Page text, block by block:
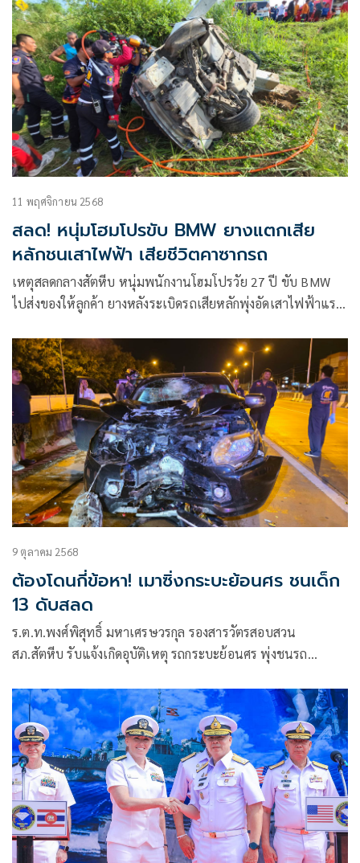
11 พฤศจิกายน 2568
สลด! หนุ่มโฮมโปรขับ BMW ยางแตกเสีย
หลักชนเสาไฟฟ้า เสียชีวิตคาซากรถ
เหตุสลดกลางสัตหีบ หนุ่มพนักงานโฮมโปรวัย 27 ปี ขับ BMW
ไปส่งของให้ลูกค้า ยางหลังระเบิดรถเสียหลักพุ่งอัดเสาไฟฟ้าแรง
สาเหตุแท้จริง
9 ตุลาคม 2568
ต้องโดนกี่ข้อหา! เมาซิ่งกระบะย้อนศร ชนเด็ก
13 ดับสลด
ร.ต.ท.พงศ์พิสุทธิ์ มหาเศรษวรกุล รองสารวัตรสอบสวน
สภ.สัตหีบ รับแจ้งเกิดอุบัติเหตุ รถกระบะย้อนศร พุ่งชนรถ
ทางขาเข้าสัตหีบ ต.สัตหีบ อ.สัตหีบ จ.ชลบุรี จึงพร้อมด้วย หน่วย
กู้ภัยมูลนิธิสว่างโรจนธรรมสถานสัตหีบ รุดตรวจสอบ